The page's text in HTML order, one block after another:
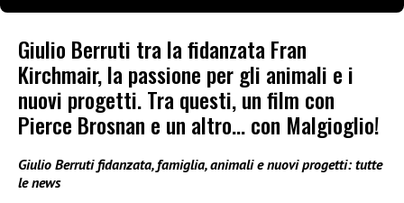
Giulio Berruti tra la fidanzata Fran
Kirchmair, la passione per gli animali e i
nuovi progetti. Tra questi, un film con
Pierce Brosnan e un altro… con Malgioglio!
Giulio Berruti fidanzata, famiglia, animali e nuovi progetti: tutte
le news